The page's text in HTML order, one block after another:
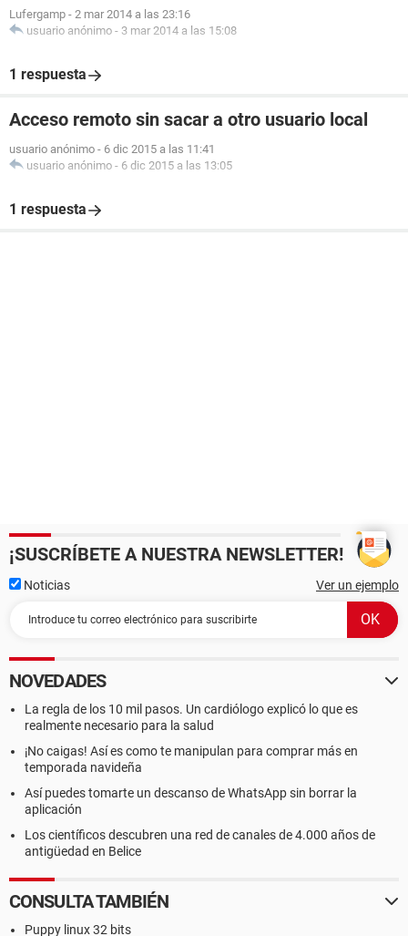
Lufergamp - 2 mar 2014 a las 23:16
usuario anónimo - 3 mar 2014 a las 15:08
1 respuesta
Acceso remoto sin sacar a otro usuario local
usuario anónimo - 6 dic 2015 a las 11:41
usuario anónimo - 6 dic 2015 a las 13:05
1 respuesta
¡SUSCRÍBETE A NUESTRA NEWSLETTER!
Noticias Ver un ejemplo
NOVEDADES
La regla de los 10 mil pasos. Un cardiólogo explicó lo que es
realmente necesario para la salud
¡No caigas! Así es como te manipulan para comprar más en
temporada navideña
Así puedes tomarte un descanso de WhatsApp sin borrar la
aplicación
Los científicos descubren una red de canales de 4.000 años de
antigüedad en Belice
CONSULTA TAMBIÉN
Puppy linux 32 bits